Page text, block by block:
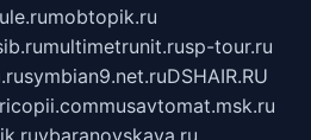
mobtopik.ru
multimetrunit.rusp-tour.ru
symbian9.net.ruDSHAIR.RU
musavtomat.msk.ru
ybaranovskaya.ru